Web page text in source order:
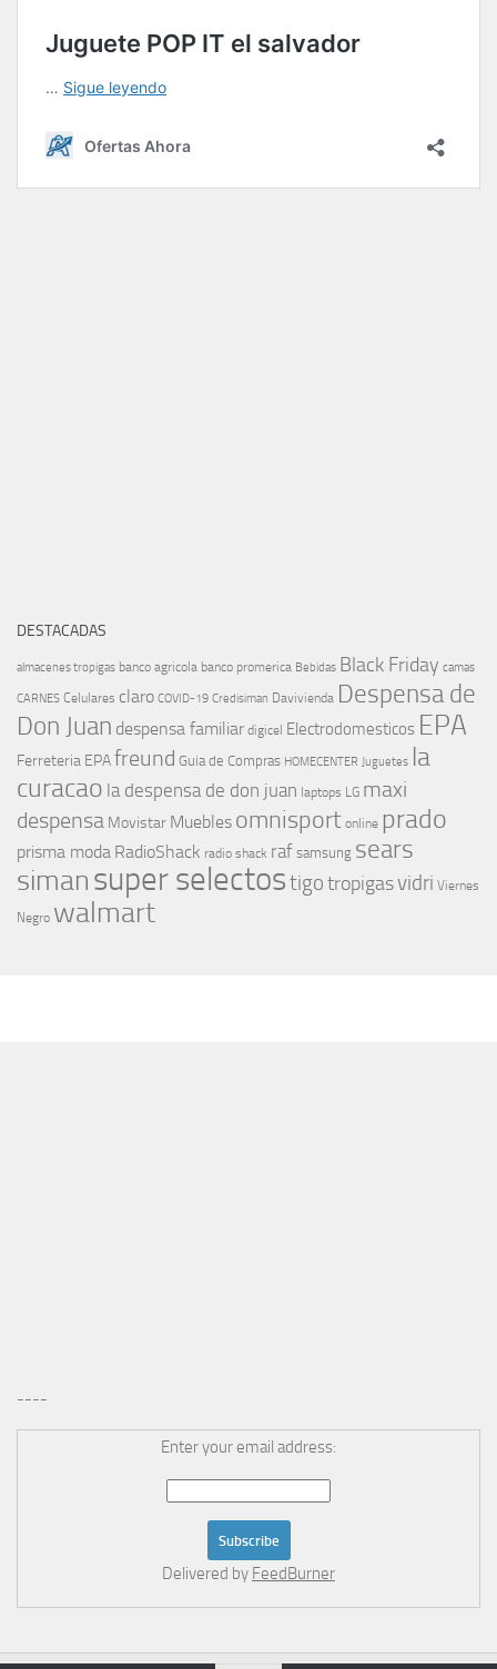
DESTACADAS
almacenes tropigas banco agricola banco promerica Bebidas Black Friday camas
CARNES Celulares claro COVID-19 Credisiman Davivienda Despensa de
Don Juan despensa familiar digicel Electrodomesticos EPA
Ferreteria EPAfreund Guia de Compras HOMECENTER Juguetes la
curacao la despensa de don juan laptops LG maxi
despensa Movistar Muebles omnisport online prado
prisma moda RadioShack radio shack raf samsung sears
simansuper selectostigotropigasvidri Viernes
Negro walmart
----
Enter your email address:
Delivered by FeedBurner